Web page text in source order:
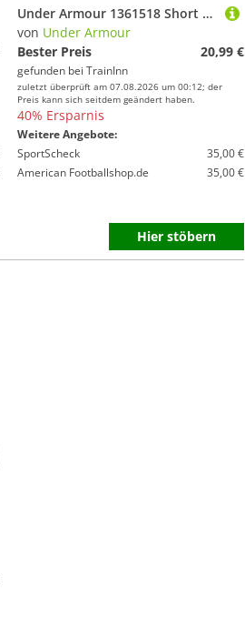
Under Armour 1361518 Short Sleeve T-shirt Weiß XL / Regular Mann
von Under Armour
Bester Preis
20,99 €
gefunden bei TrainInn
zuletzt überprüft am 07.08.2026 um 00:12; der
Preis kann sich seitdem geändert haben.
40% Ersparnis
Weitere Angebote:
SportScheck
35,00 €
American Footballshop.de
35,00 €
Hier stöbern